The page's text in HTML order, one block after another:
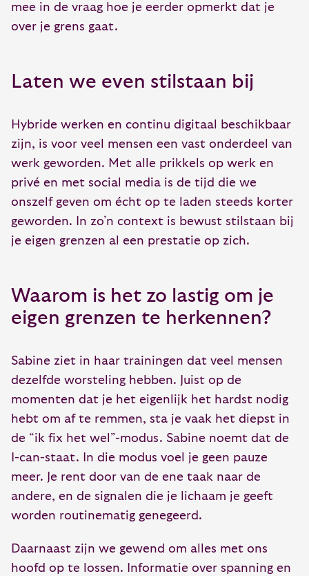
mee in de vraag hoe je eerder opmerkt dat je
over je grens gaat.
Laten we even stilstaan bij
Hybride werken en continu digitaal beschikbaar
zijn, is voor veel mensen een vast onderdeel van
werk geworden. Met alle prikkels op werk en
privé en met social media is de tijd die we
onszelf geven om écht op te laden steeds korter
geworden. In zo’n context is bewust stilstaan bij
je eigen grenzen al een prestatie op zich.
Waarom is het zo lastig om je
eigen grenzen te herkennen?
Sabine ziet in haar trainingen dat veel mensen
dezelfde worsteling hebben. Juist op de
momenten dat je het eigenlijk het hardst nodig
hebt om af te remmen, sta je vaak het diepst in
de “ik fix het wel”-modus. Sabine noemt dat de
I-can-staat. In die modus voel je geen pauze
meer. Je rent door van de ene taak naar de
andere, en de signalen die je lichaam je geeft
worden routinematig genegeerd.
Daarnaast zijn we gewend om alles met ons
hoofd op te lossen. Informatie over spanning en